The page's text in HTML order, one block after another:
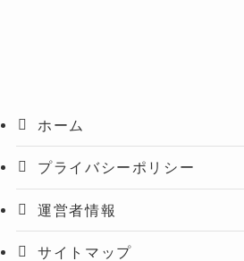
ホーム
プライバシーポリシー
運営者情報
サイトマップ